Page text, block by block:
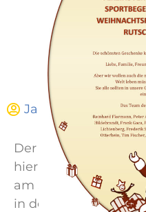
Jan Gaca
Der Stadtsportbund
hiermit herzlich zum
am Sonntag, dem
in der Stadthalle